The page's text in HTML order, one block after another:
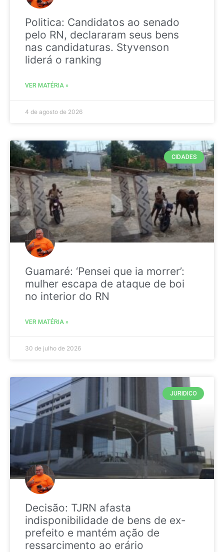
Politica: Candidatos ao senado
pelo RN, declararam seus bens
nas candidaturas. Styvenson
liderá o ranking
VER MATÉRIA »
4 de agosto de 2026
CIDADES
Guamaré: ‘Pensei que ia morrer’:
mulher escapa de ataque de boi
no interior do RN
VER MATÉRIA »
30 de julho de 2026
JURIDICO
Decisão: TJRN afasta
indisponibilidade de bens de ex-
prefeito e mantém ação de
ressarcimento ao erário